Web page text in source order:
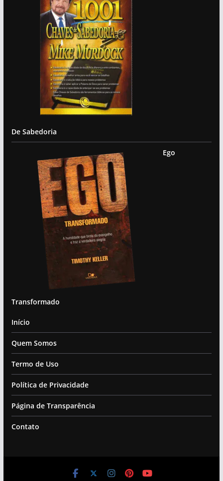
De Sabedoria
Ego
Transformado
Início
Quem Somos
Termo de Uso
Política de Privacidade
Página de Transparência
Contato